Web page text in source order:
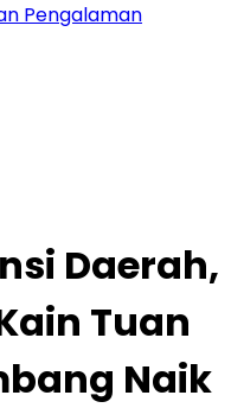
Pengalaman
Daerah,
Tuan
Naik